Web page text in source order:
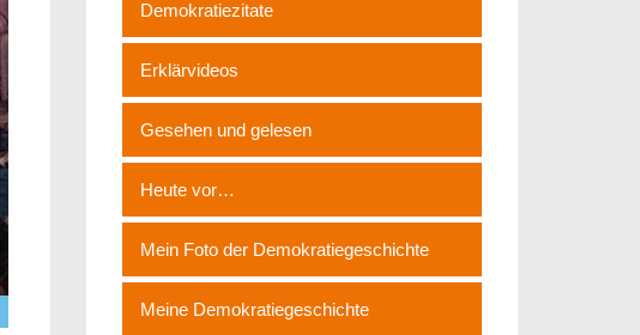
Demokratiezitate
Erklärvideos
Gesehen und gelesen
Heute vor…
Mein Foto der Demokratiegeschichte
Meine Demokratiegeschichte